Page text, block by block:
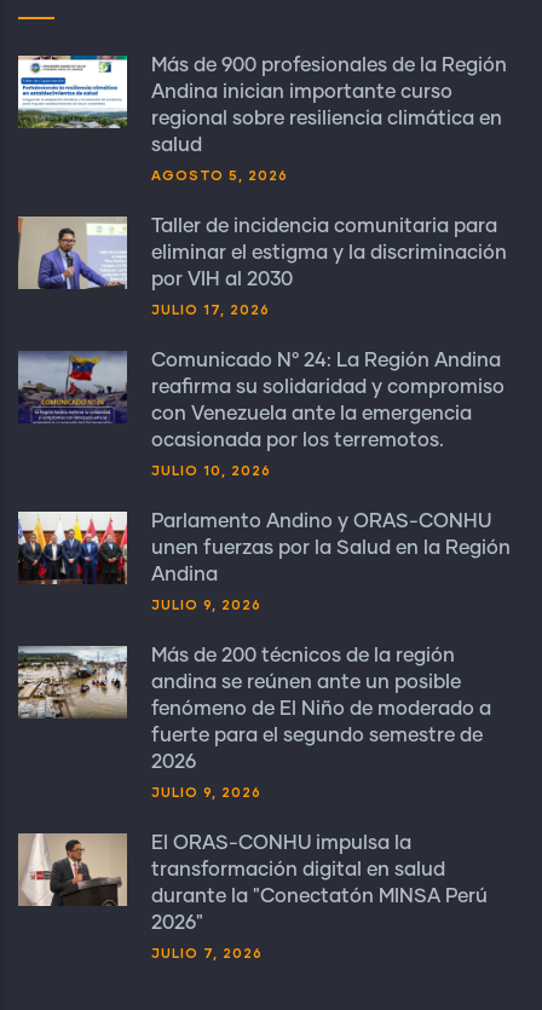
Más de 900 profesionales de la Región
Andina inician importante curso
regional sobre resiliencia climática en
salud
AGOSTO 5, 2026
Taller de incidencia comunitaria para
eliminar el estigma y la discriminación
por VIH al 2030
JULIO 17, 2026
Comunicado N° 24: La Región Andina
reafirma su solidaridad y compromiso
con Venezuela ante la emergencia
ocasionada por los terremotos.
JULIO 10, 2026
Parlamento Andino y ORAS-CONHU
unen fuerzas por la Salud en la Región
Andina
JULIO 9, 2026
Más de 200 técnicos de la región
andina se reúnen ante un posible
fenómeno de El Niño de moderado a
fuerte para el segundo semestre de
2026
JULIO 9, 2026
El ORAS-CONHU impulsa la
transformación digital en salud
durante la "Conectatón MINSA Perú
2026"
JULIO 7, 2026